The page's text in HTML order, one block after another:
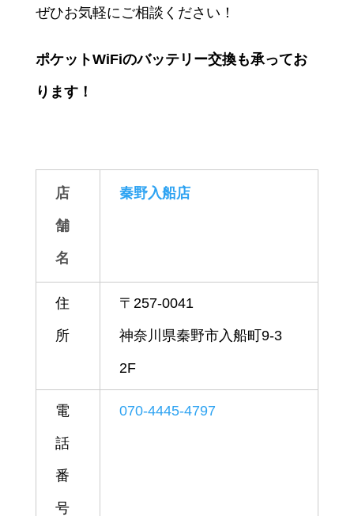
ぜひお気軽にご相談ください！
ポケットWiFiのバッテリー交換も承ってお
ります！
店
舗
名
秦野入船店
住
所
〒257-0041
神奈川県秦野市入船町9-3
2F
電
話
番
号
070-4445-4797